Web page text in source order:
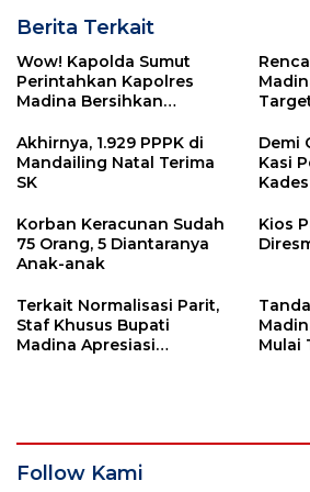
Berita Terkait
Wow! Kapolda Sumut
Perintahkan Kapolres
Madina Bersihkan
Akhirnya, 1.929 PPPK di
Mandailing Natal Terima
SK
Demi
Kasi
Korban Keracunan Sudah
75 Orang, 5 Diantaranya
Anak-anak
Kios
Terkait Normalisasi Parit,
Staf Khusus Bupati
Madina Apresiasi
Mulai
Follow Kami